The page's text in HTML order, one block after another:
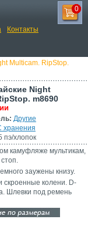
Контакты
0
Multicam. RipStop.
Night
m8690
Другие
хранения
пэ/хлопок
камуфляже мультикам,
заужены книзу.
скроенные колени. D-
Шлевки под ремень